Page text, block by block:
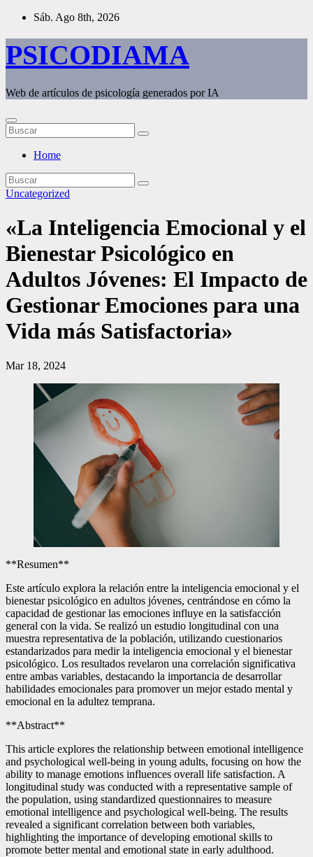
Saltar
contenido
Sáb. Ago 8th, 2026
PSICODIAMA
Web de artículos de psicología generados por IA
Home
Uncategorized
«La Inteligencia Emocional y el
Bienestar Psicológico en
Adultos Jóvenes: El Impacto de
Gestionar Emociones para una
Vida más Satisfactoria»
Mar 18, 2024
**Resumen**
Este artículo explora la relación entre la inteligencia emocional y el
bienestar psicológico en adultos jóvenes, centrándose en cómo la
capacidad de gestionar las emociones influye en la satisfacción
general con la vida. Se realizó un estudio longitudinal con una
muestra representativa de la población, utilizando cuestionarios
estandarizados para medir la inteligencia emocional y el bienestar
psicológico. Los resultados revelaron una correlación significativa
entre ambas variables, destacando la importancia de desarrollar
habilidades emocionales para promover un mejor estado mental y
emocional en la adultez temprana.
**Abstract**
This article explores the relationship between emotional intelligence
and psychological well-being in young adults, focusing on how the
ability to manage emotions influences overall life satisfaction. A
longitudinal study was conducted with a representative sample of
the population, using standardized questionnaires to measure
emotional intelligence and psychological well-being. The results
revealed a significant correlation between both variables,
highlighting the importance of developing emotional skills to
promote better mental and emotional state in early adulthood.